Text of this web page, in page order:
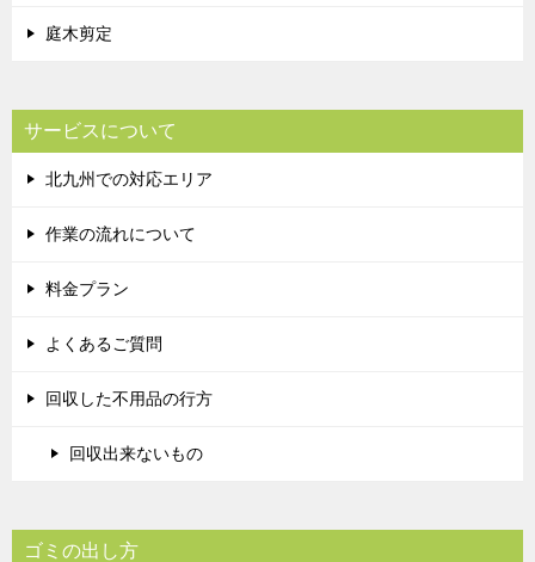
庭木剪定
サービスについて
北九州での対応エリア
作業の流れについて
料金プラン
よくあるご質問
回収した不用品の行方
回収出来ないもの
ゴミの出し方